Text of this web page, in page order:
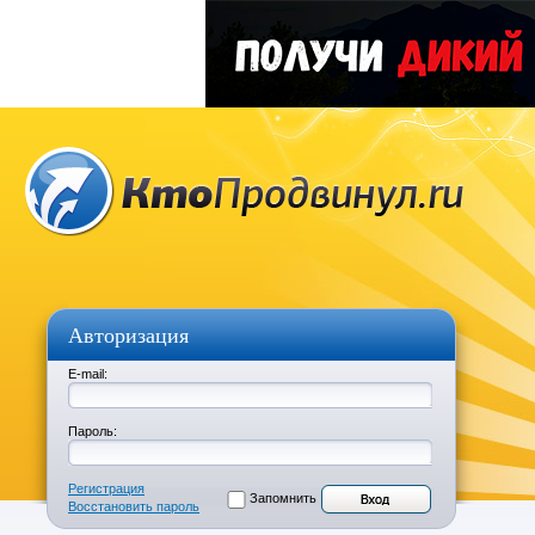
Авторизация
E-mail:
Пароль:
Регистрация
Восстановить пароль
Запомнить